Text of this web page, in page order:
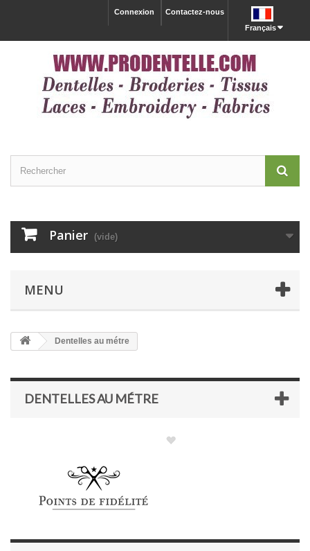
Français
Contactez-nous
Connexion
Panier (vide)
MENU
Dentelles au métre
DENTELLES AU MÉTRE